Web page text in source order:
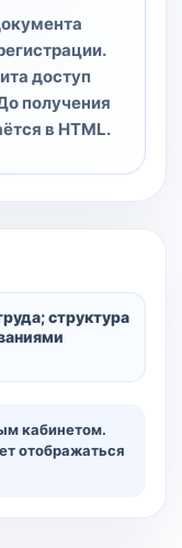
доступ
получения
в HTML.
структура
кабинетом.
отображаться